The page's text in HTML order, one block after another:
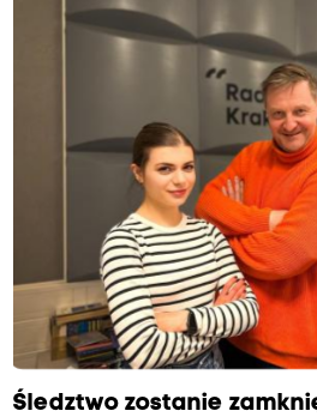
Śledztwo zostanie